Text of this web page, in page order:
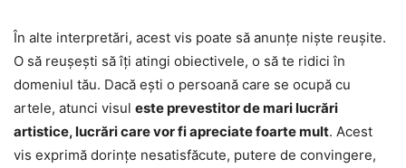
În alte interpretări, acest vis poate să anunțe niște reușite.
O să reușești să îți atingi obiectivele, o să te ridici în
domeniul tău. Dacă ești o persoană care se ocupă cu
artele, atunci visul este prevestitor de mari lucrări
artistice, lucrări care vor fi apreciate foarte mult. Acest
vis exprimă dorințe nesatisfăcute, putere de convingere,